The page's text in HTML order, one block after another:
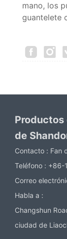
mano, los
guantelete
Productos
de
Contacto : Fan
Teléfono : +86-
Correo
Habla a :
Changshun
ciudad de